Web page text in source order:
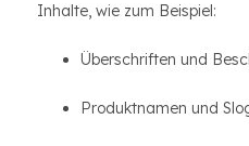
Inhalte, wie zum Beispiel:
Überschriften und
Produktnamen und